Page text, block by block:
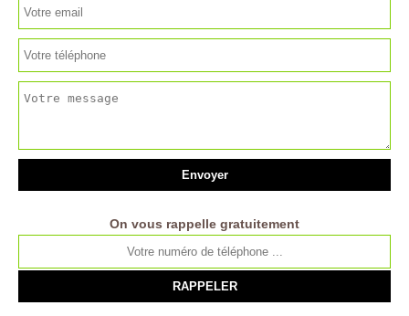
On vous rappelle gratuitement